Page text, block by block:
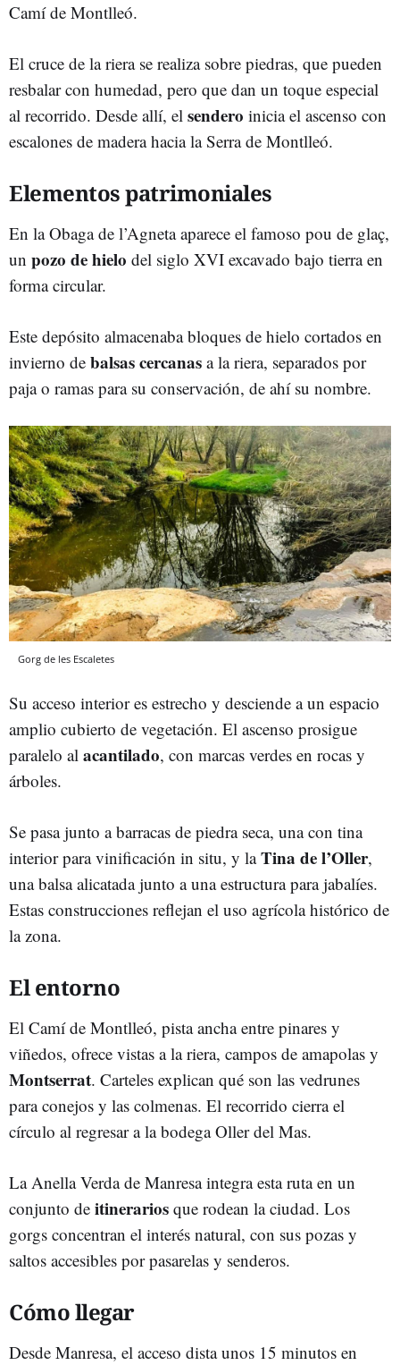
Camí de Montlleó.
El cruce de la riera se realiza sobre piedras, que pueden
resbalar con humedad, pero que dan un toque especial
al recorrido. Desde allí, el sendero inicia el ascenso con
escalones de madera hacia la Serra de Montlleó.
Elementos patrimoniales
En la Obaga de l’Agneta aparece el famoso pou de glaç,
un pozo de hielo del siglo XVI excavado bajo tierra en
forma circular.
Este depósito almacenaba bloques de hielo cortados en
invierno de balsas cercanas a la riera, separados por
paja o ramas para su conservación, de ahí su nombre.
Gorg de les Escaletes
Su acceso interior es estrecho y desciende a un espacio
amplio cubierto de vegetación. El ascenso prosigue
paralelo al acantilado, con marcas verdes en rocas y
árboles.
Se pasa junto a barracas de piedra seca, una con tina
interior para vinificación in situ, y laTina de l’Oller,
una balsa alicatada junto a una estructura para jabalíes.
Estas construcciones reflejan el uso agrícola histórico de
la zona.
El entorno
El Camí de Montlleó, pista ancha entre pinares y
viñedos, ofrece vistas a la riera, campos de amapolas y
Montserrat. Carteles explican qué son las vedrunes
para conejos y las colmenas. El recorrido cierra el
círculo al regresar a la bodega Oller del Mas.
La Anella Verda de Manresa integra esta ruta en un
conjunto de itinerarios que rodean la ciudad. Los
gorgs concentran el interés natural, con sus pozas y
saltos accesibles por pasarelas y senderos.
Cómo llegar
Desde Manresa, el acceso dista unos 15 minutos en